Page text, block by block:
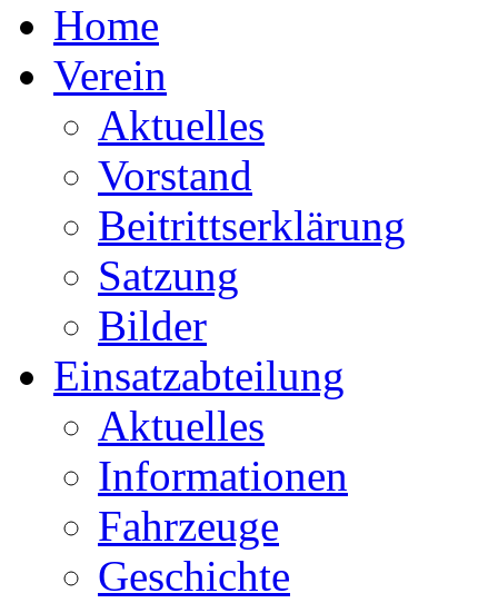
Home
Verein
Aktuelles
Vorstand
Beitrittserklärung
Satzung
Bilder
Einsatzabteilung
Aktuelles
Informationen
Fahrzeuge
Geschichte